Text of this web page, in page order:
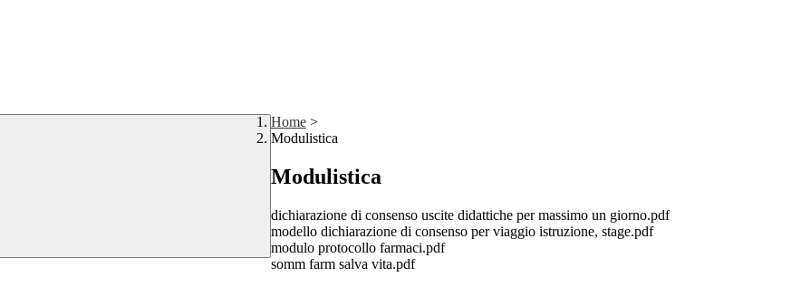
Home >
Modulistica
Modulistica
dichiarazione di consenso uscite didattiche per massimo un giorno.pdf
modello dichiarazione di consenso per viaggio istruzione, stage.pdf
modulo protocollo farmaci.pdf
somm farm salva vita.pdf